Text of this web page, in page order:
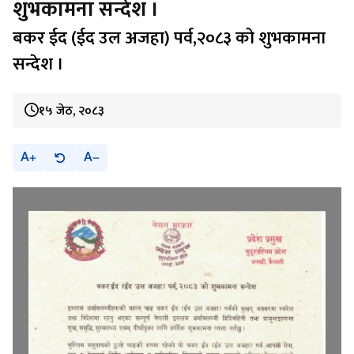
शुभकामना सन्देश ।
बकर ईद (ईद उल अजहा) पर्व,२०८३ को शुभकामना
सन्देश ।
१५ जेठ, २०८३
A A